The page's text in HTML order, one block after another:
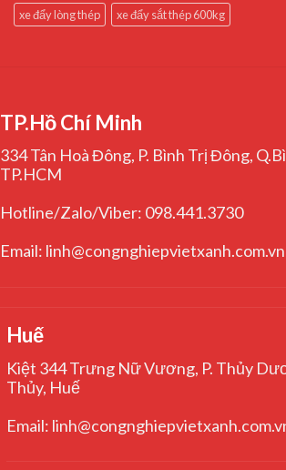
xe đẩy lòng thép
xe đẩy sắt thép 600kg
TP.Hồ Chí Minh
334 Tân Hoà Đông, P. Bình Trị Đông,
TP.HCM
Hotline/Zalo/Viber: 098.441.3730
Email: linh@congnghiepvietxanh.com.vn
Huế
Kiệt 344 Trưng Nữ Vương, P. Thủy
Thủy, Huế
Email: